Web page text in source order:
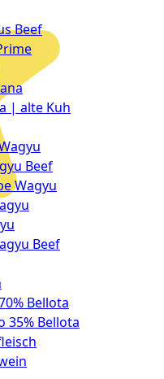
Beef
| alte Kuh
Beef
Wagyu
Beef
Bellota
35% Bellota